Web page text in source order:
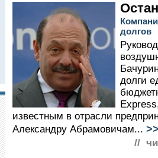
долгов
долги
известным в отрасли
Александру Абрамовичам...
//